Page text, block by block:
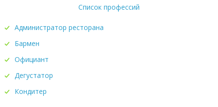
Список профессий
Администратор ресторана
Бармен
Официант
Дегустатор
Кондитер